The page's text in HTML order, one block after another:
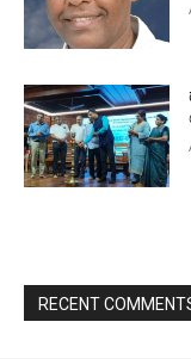
RECENT